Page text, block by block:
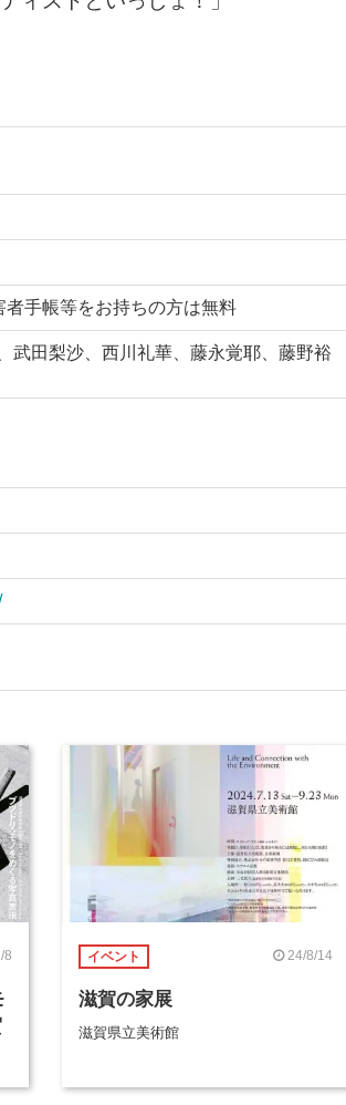
手帳等をお持ちの方は無料
武田梨沙、西川礼華、藤永覚耶、藤野裕
8 イベント 24/8/14
滋賀の家展
滋賀県立美術館